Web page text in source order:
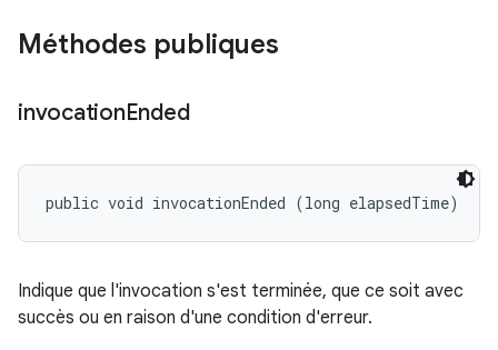
Méthodes publiques
invocationEnded
public void invocationEnded (long elapsedTime)
Indique que l'invocation s'est terminée, que ce soit avec
succès ou en raison d'une condition d'erreur.